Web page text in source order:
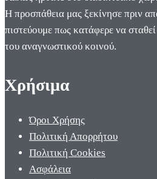
Η προσπάθεια μας ξεκίνησε πριν
πιστεύουμε πως κατάφερε να
του αναγνωστικού κοινού.
Χρήσιμα
Όροι Χρήσης
Πολιτική Απορρήτου
Πολιτική Cookies
Ασφάλεια